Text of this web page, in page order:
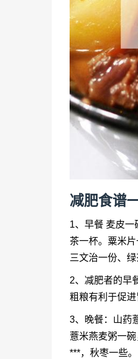
减肥食谱
1、早餐 麦皮
茶一杯。粟米
三文治一份、绿
2、减肥者的早
粗粮有利于促
3、晚餐：山药
薏米燕麦粥一
***，秋枣一些。